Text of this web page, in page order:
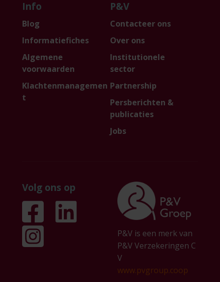
Info
Blog
Informatiefiches
Algemene
voorwaarden
Klachtenmanagemen
t
P&V
Contacteer ons
Over ons
Institutionele
sector
Partnership
Persberichten &
publicaties
Jobs
Volg ons op
P&V is een merk van
P&V Verzekeringen C
V
www.pvgroup.coop